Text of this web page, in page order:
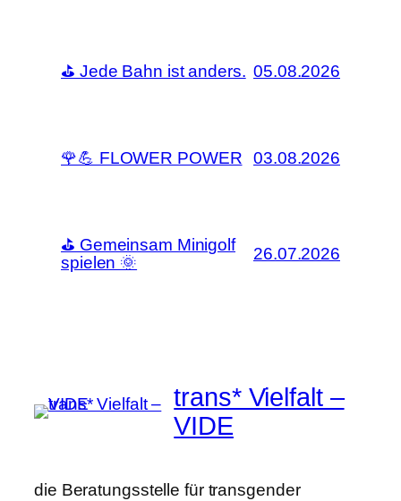
⛳ Jede Bahn ist anders. 05.08.2026
🌹💪 FLOWER POWER 03.08.2026
⛳ Gemeinsam Minigolf
spielen 🌞
26.07.2026
trans* Vielfalt –
VIDE
die Beratungsstelle für transgender